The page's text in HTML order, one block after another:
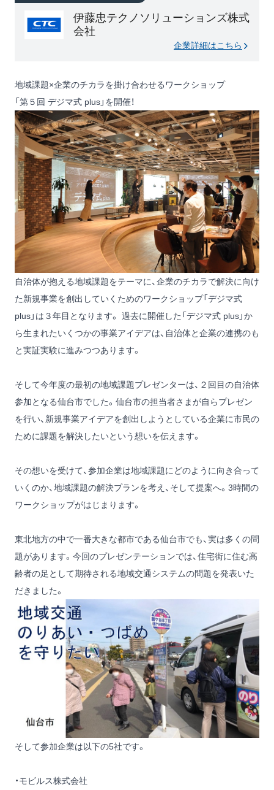
伊藤忠テクノソリューションズ株式
会社
企業詳細はこちら
地域課題×企業のチカラを掛け合わせるワークショップ
「第５回 デジマ式 plus」を開催！
自治体が抱える地域課題をテーマに、企業のチカラで解決に向け
た新規事業を創出していくためのワークショップ「デジマ式
plus」は３年目となります。 過去に開催した「デジマ式 plus」か
ら生まれたいくつかの事業アイデアは、自治体と企業の連携のも
と実証実験に進みつつあります。
そして今年度の最初の地域課題プレゼンターは、２回目の自治体
参加となる仙台市でした。仙台市の担当者さまが自らプレゼン
を行い、新規事業アイデアを創出しようとしている企業に市民の
ために課題を解決したいという想いを伝えます。
その想いを受けて、参加企業は地域課題にどのように向き合って
いくのか、地域課題の解決プランを考え、そして提案へ。3時間の
ワークショップがはじまります。
東北地方の中で一番大きな都市である仙台市でも、実は多くの問
題があります。今回のプレゼンテーションでは、住宅街に住む高
齢者の足として期待される地域交通システムの問題を発表いた
だきました。
そして参加企業は以下の5社です。
・モビルス株式会社